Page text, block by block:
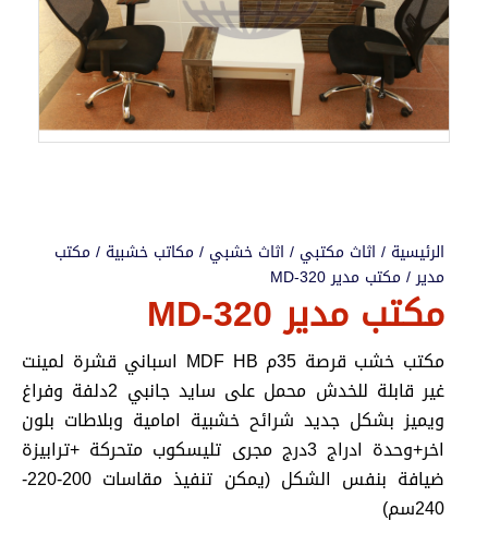
الرئيسية / اثاث مكتبي / اثاث خشبي /مكاتب خشبية /مكتب
مدير/ مكتب مدير MD-320
مكتب مدير MD-320
مكتب خشب قرصة 35م MDF HB اسباني قشرة لمينت
غير قابلة للخدش محمل على سايد جانبي 2دلفة وفراغ
ويميز بشكل جديد شرائح خشبية امامية وبلاطات بلون
اخر+وحدة ادراج 3درج مجرى تليسكوب متحركة +ترابيزة
ضيافة بنفس الشكل (يمكن تنفيذ مقاسات 200-220-
240سم)